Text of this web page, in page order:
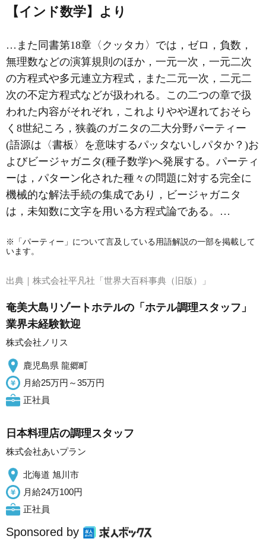
【インド数学】より
…また同書第18章〈クッタカ〉では，ゼロ，負数，
無理数などの演算規則のほか，一元一次，一元二次
の方程式や多元連立方程式，また二元一次，二元二
次の不定方程式などが扱われる。この二つの章で扱
われた内容がそれぞれ，これよりやや遅れておそら
く8世紀ころ，狭義のガニタの二大分野パーティー
(語源は〈書板〉を意味するパッタないしパタか？)お
よびビージャガニタ(種子数学)へ発展する。パーティ
ーは，パターン化された種々の問題に対する完全に
機械的な解法手続の集成であり，ビージャガニタ
は，未知数に文字を用いる方程式論である。…
※「パーティー」について言及している用語解説の一部を掲載して
います。
出典｜ 株式会社平凡社「世界大百科事典（旧版）」
奄美大島リゾートホテルの「ホテル調理スタッフ」
業界未経験歓迎
株式会社ノリス
鹿児島県 龍郷町
月給25万円～35万円
正社員
日本料理店の調理スタッフ
株式会社あいプラン
北海道 旭川市
月給24万100円
正社員
Sponsored by